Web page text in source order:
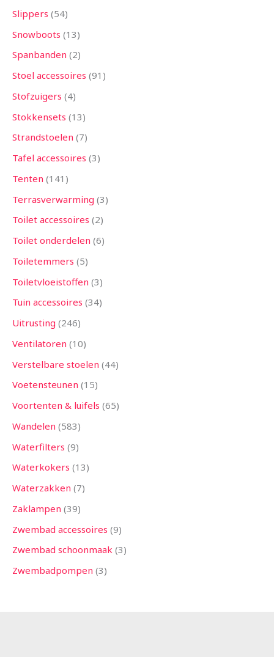
Slippers 54
Snowboots 13
Spanbanden 2
Stoel accessoires 91
Stofzuigers 4
Stokkensets 13
Strandstoelen 7
Tafel accessoires 3
Tenten 141
Terrasverwarming 3
Toilet accessoires 2
Toilet onderdelen 6
Toiletemmers 5
Toiletvloeistoffen 3
Tuin accessoires 34
Uitrusting 246
Ventilatoren 10
Verstelbare stoelen 44
Voetensteunen 15
Voortenten & luifels 65
Wandelen 583
Waterfilters 9
Waterkokers 13
Waterzakken 7
Zaklampen 39
Zwembad accessoires 9
Zwembad schoonmaak 3
Zwembadpompen 3